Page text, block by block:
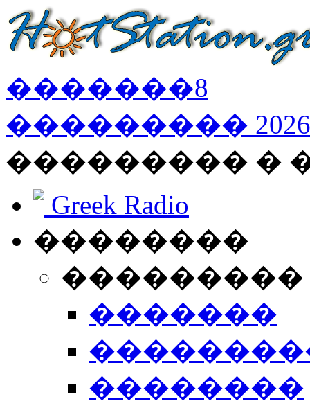
�������8
��������� 2026
��������� �
Greek Radio
��������
�������
��������